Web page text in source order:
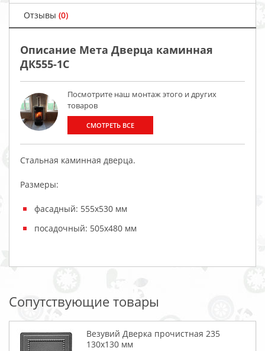
Отзывы (0)
Описание Мета Дверца каминная
ДК555-1С
Посмотрите наш монтаж этого и других
товаров
СМОТРЕТЬ ВСЕ
Стальная каминная дверца.
Размеры:
фасадный: 555х530 мм
посадочный: 505х480 мм
Сопутствующие товары
Везувий Дверка прочистная 235
130x130 мм